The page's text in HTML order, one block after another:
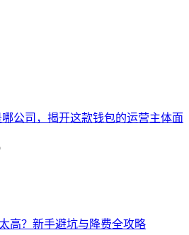
哪公司，揭开这款钱包的运营主体面
高？新手避坑与降费全攻略